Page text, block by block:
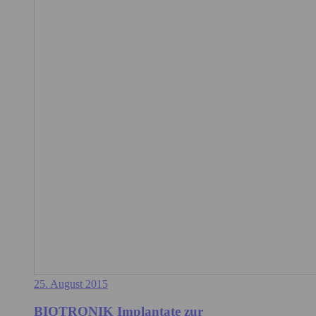
25. August 2015
BIOTRONIK Implantate zur